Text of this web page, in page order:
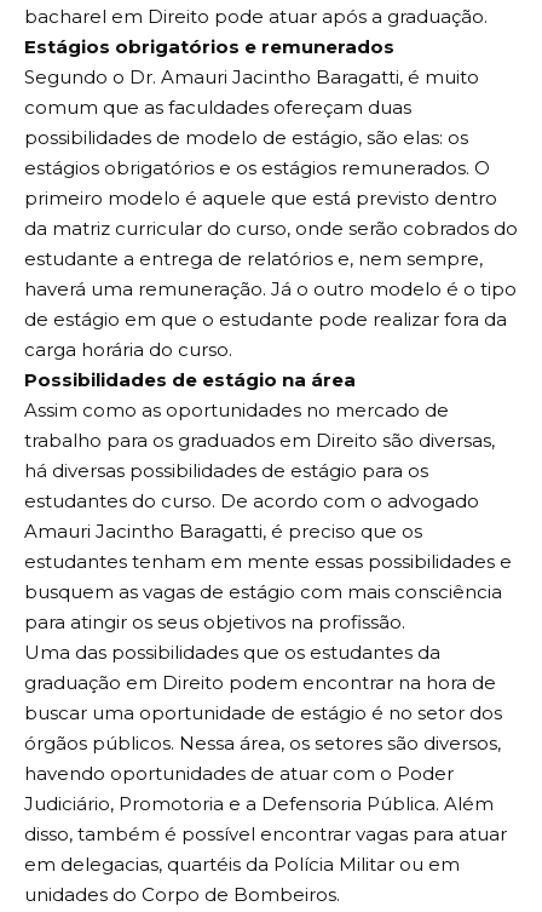
bacharel em Direito pode atuar após a graduação.
Estágios obrigatórios e remunerados
Segundo o Dr. Amauri Jacintho Baragatti, é muito
comum que as faculdades ofereçam duas
possibilidades de modelo de estágio, são elas: os
estágios obrigatórios e os estágios remunerados. O
primeiro modelo é aquele que está previsto dentro
da matriz curricular do curso, onde serão cobrados do
estudante a entrega de relatórios e, nem sempre,
haverá uma remuneração. Já o outro modelo é o tipo
de estágio em que o estudante pode realizar fora da
carga horária do curso.
Possibilidades de estágio na área
Assim como as oportunidades no mercado de
trabalho para os graduados em Direito são diversas,
há diversas possibilidades de estágio para os
estudantes do curso. De acordo com o advogado
Amauri Jacintho Baragatti, é preciso que os
estudantes tenham em mente essas possibilidades e
busquem as vagas de estágio com mais consciência
para atingir os seus objetivos na profissão.
Uma das possibilidades que os estudantes da
graduação em Direito podem encontrar na hora de
buscar uma oportunidade de estágio é no setor dos
órgãos públicos. Nessa área, os setores são diversos,
havendo oportunidades de atuar com o Poder
Judiciário, Promotoria e a Defensoria Pública. Além
disso, também é possível encontrar vagas para atuar
em delegacias, quartéis da Polícia Militar ou em
unidades do Corpo de Bombeiros.